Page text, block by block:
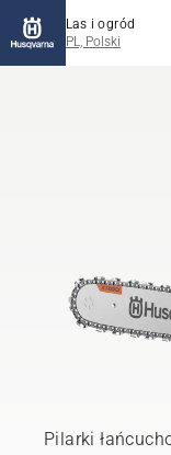
Las i ogród
PL, Polski
Pilarki